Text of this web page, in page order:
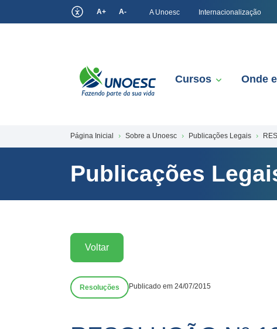
A+ A- A Unoesc Internacionalização
Cursos Onde
Página Inicial Sobre a Unoesc Publicações Legais
Publicações
Voltar
Resoluções Publicado em 24/07/2015